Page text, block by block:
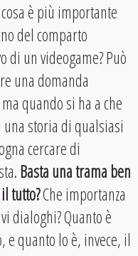
è più importante
del comparto
di un videogame? Può
una domanda
quando si ha a che
una storia di qualsiasi
cercare di
Basta una trama ben
tutto?Che importanza
dialoghi? Quanto è
e quanto lo è, invece, il